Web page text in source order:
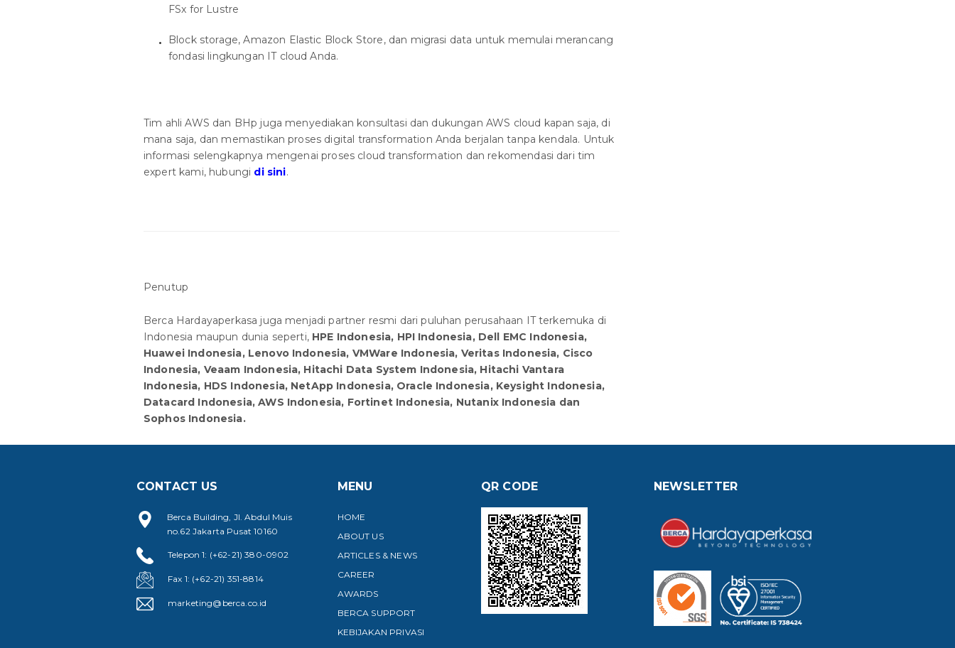
FSx for Lustre
Block storage, Amazon Elastic Block Store, dan migrasi data untuk memulai merancang
fondasi lingkungan IT cloud Anda.
Tim ahli AWS dan BHp juga menyediakan konsultasi dan dukungan AWS cloud kapan saja, di
mana saja, dan memastikan proses digital transformation Anda berjalan tanpa kendala. Untuk
informasi selengkapnya mengenai proses cloud transformation dan rekomendasi dari tim
expert kami, hubungi di sini.
Penutup
Berca Hardayaperkasa juga menjadi partner resmi dari puluhan perusahaan IT terkemuka di
Indonesia maupun dunia seperti, HPE Indonesia, HPI Indonesia, Dell EMC Indonesia,
Huawei Indonesia, Lenovo Indonesia, VMWare Indonesia, Veritas Indonesia, Cisco
Indonesia, Veaam Indonesia, Hitachi Data System Indonesia, Hitachi Vantara
Indonesia, HDS Indonesia, NetApp Indonesia, Oracle Indonesia, Keysight Indonesia,
Datacard Indonesia, AWS Indonesia, Fortinet Indonesia, Nutanix Indonesia dan
Sophos Indonesia.
CONTACT US
Berca Building, Jl. Abdul Muis
no.62 Jakarta Pusat 10160
Telepon 1: (+62-21) 380-0902
Fax 1: (+62-21) 351-8814
marketing@berca.co.id
MENU
HOME
ABOUT US
ARTICLES & NEWS
CAREER
AWARDS
BERCA SUPPORT
KEBIJAKAN PRIVASI
QR CODE NEWSLETTER